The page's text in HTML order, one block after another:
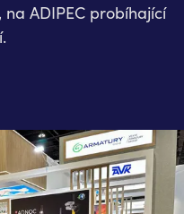
ADIPEC probíhající